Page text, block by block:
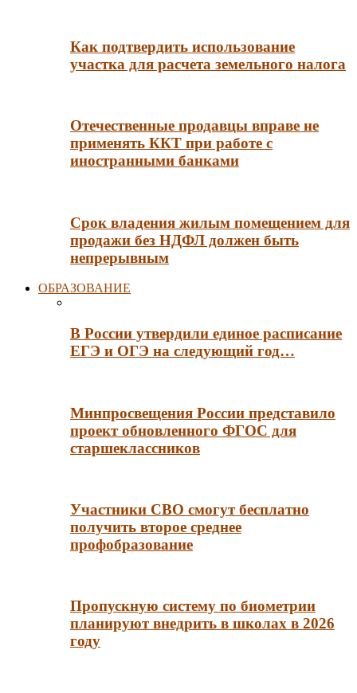
Как подтвердить использование
участка для расчета земельного налога
Отечественные продавцы вправе не
применять ККТ при работе с
иностранными банками
Срок владения жилым помещением для
продажи без НДФЛ должен быть
непрерывным
ОБРАЗОВАНИЕ
В России утвердили единое расписание
ЕГЭ и ОГЭ на следующий год…
Минпросвещения России представило
проект обновленного ФГОС для
старшеклассников
Участники СВО смогут бесплатно
получить второе среднее
профобразование
Пропускную систему по биометрии
планируют внедрить в школах в 2026
году